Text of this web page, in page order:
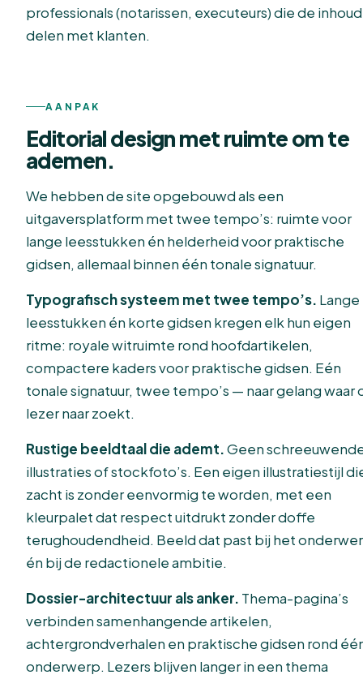
professionals (notarissen, executeurs) die de inhoud
delen met klanten.
AANPAK
Editorial design met ruimte om te
ademen.
We hebben de site opgebouwd als een
uitgaversplatform met twee tempo’s: ruimte voor
lange leesstukken én helderheid voor praktische
gidsen, allemaal binnen één tonale signatuur.
Typografisch systeem met twee tempo’s. Lange
leesstukken én korte gidsen kregen elk hun eigen
ritme: royale witruimte rond hoofdartikelen,
compactere kaders voor praktische gidsen. Eén
tonale signatuur, twee tempo’s — naar gelang waar
lezer naar zoekt.
Rustige beeldtaal die ademt.Geen
illustraties of stockfoto’s. Een eigen illustratiestijl
zacht is zonder eenvormig te worden, met een
kleurpalet dat respect uitdrukt zonder doffe
terughoudendheid. Beeld dat past bij het
én bij de redactionele ambitie.
Dossier-architectuur als anker. Thema-pagina’s
verbinden samenhangende artikelen,
achtergrondverhalen en praktische gidsen rond
onderwerp. Lezers blijven langer in een thema